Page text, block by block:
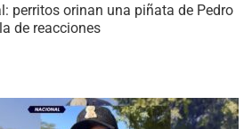
perritos orinan una piñata de Pedro
de reacciones